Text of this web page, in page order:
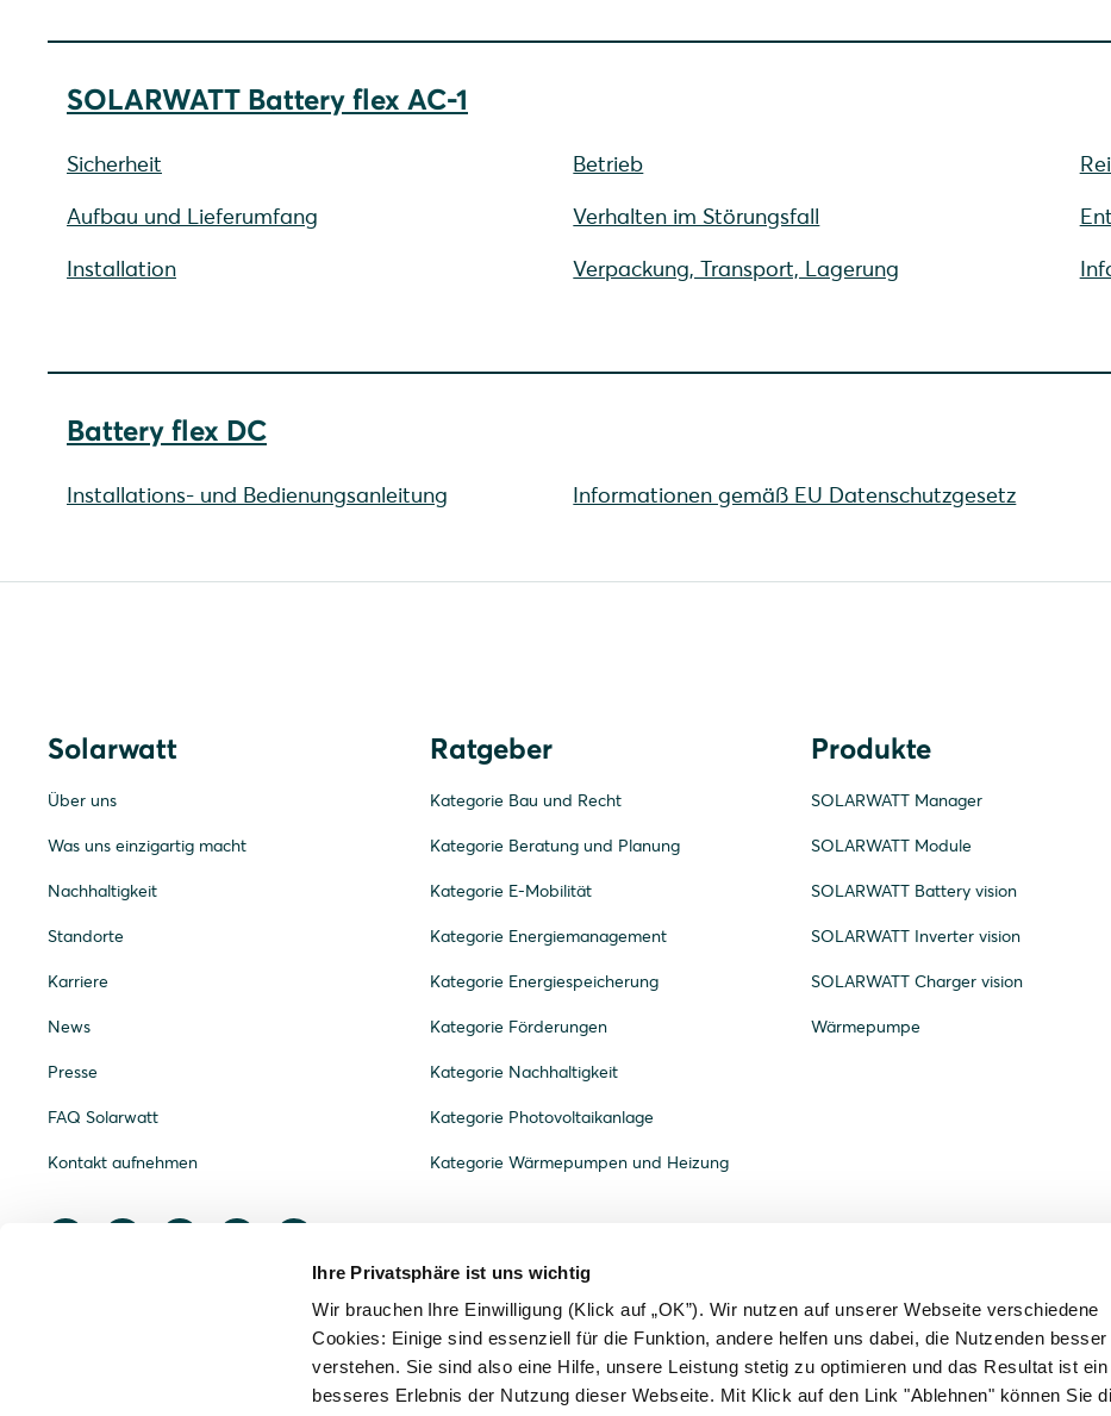
Ihre Privatsphäre ist uns wichtig
Wir brauchen Ihre Einwilligung (Klick auf „OK”). Wir nutzen auf unserer Webseite verschiedene
Cookies: Einige sind essenziell für die Funktion, andere helfen uns dabei, die Nutzenden besser
verstehen. Sie sind also eine Hilfe, unsere Leistung stetig zu optimieren und das Resultat ist
besseres Erlebnis der Nutzung dieser Webseite. Mit Klick auf den Link "Ablehnen" können Sie
SOLARWATT Battery flex AC-1
Sicherheit
Aufbau und Lieferumfang
Installation
Betrieb
Verhalten im Störungsfall
Verpackung, Transport, Lagerung
Battery flex DC
Installations- und Bedienungsanleitung Informationen gemäß EU Datenschutzgesetz
Solarwatt
Über uns
Was uns einzigartig macht
Nachhaltigkeit
Standorte
Karriere
News
Presse
FAQ Solarwatt
Kontakt aufnehmen
Ratgeber
Kategorie Bau und Recht
Kategorie Beratung und Planung
Kategorie E-Mobilität
Kategorie Energiemanagement
Kategorie Energiespeicherung
Kategorie Förderungen
Kategorie Nachhaltigkeit
Kategorie Photovoltaikanlage
Kategorie Wärmepumpen und Heizung
Produkte
SOLARWATT Manager
SOLARWATT Module
SOLARWATT Battery vision
SOLARWATT Inverter vision
SOLARWATT Charger vision
Wärmepumpe